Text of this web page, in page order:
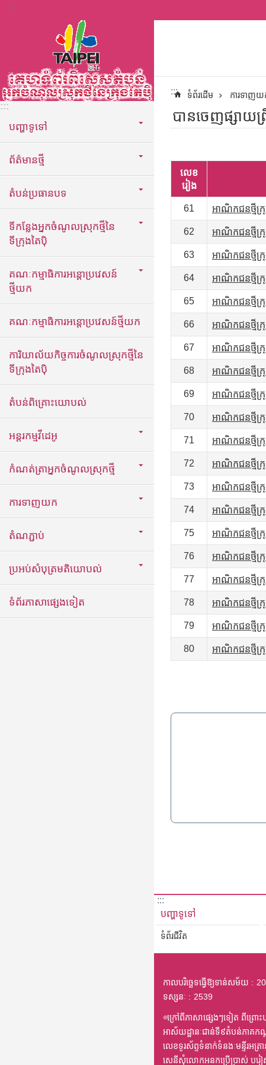
ទៅកាន់មាតិកាប្លុកមាតិកាសំខាន់
:::
:::
បញ្ហាទូទៅ
ព័ត៌មានថ្មី
តំបន់ប្រធានបទ
ទីកន្លែងអ្នកចំណូលស្រុកថ្មីនៃ
ទីក្រុងតៃប៉ិ
គណៈកម្មាធិការអន្តោប្រវេសន៍
ថ្មីយក
គណៈកម្មាធិការអន្តោប្រវេសន៍ថ្មីយក
ការិយាល័យកិច្ចការចំណូលស្រុកថ្មីនៃ
ទីក្រុងតៃប៉ិ
តំបន់ពិគ្រោះយោបល់
អន្តរកម្មវីដេអូ
កំណត់ត្រាអ្នកចំណូលស្រុកថ្មី
ការទាញយក
តំណភ្ជាប់
ប្រអប់សំបុត្រមតិយោបល់
ទំព័រភាសាផ្សេងទៀត
::: ទំព័រដើម ការទាញយ
បានចេញផ្សាយព្
លេខ
រៀង
61 អាណិកជនថ្មីក្
62 អាណិកជនថ្មីក្
63 អាណិកជនថ្មីក្
64 អាណិកជនថ្មីក្
65 អាណិកជនថ្មីក្
66 អាណិកជនថ្មីក្
67 អាណិកជនថ្មីក្
68 អាណិកជនថ្មីក្
69 អាណិកជនថ្មីក្
70 អាណិកជនថ្មីក្
71 អាណិកជនថ្មីក្
72 អាណិកជនថ្មីក្
73 អាណិកជនថ្មីក្
74 អាណិកជនថ្មីក្
75 អាណិកជនថ្មីក្
76 អាណិកជនថ្មីក្
77 អាណិកជនថ្មីក្
78 អាណិកជនថ្មីក្
79 អាណិកជនថ្មីក្
80 អាណិកជនថ្មីក្
:::
បញ្ហាទូទៅ
ទំព័រជីវិត
កាលបរិច្ឆេទធ្វើឱ្យទាន់សម័យ
ទស្សនៈ
2539
◎ក្រៅពីភាសាផ្សេងៗទៀត ពីព្រោះ
អាស័យដ្ឋានៈជាន់ទី៩តំបន់ភាគ
លេខទូរស័ព្ទទំនាក់ទំនងៈមន្ទីរអត្
សេនីសុំលោកអនកប្រើប្រាស់ បរ